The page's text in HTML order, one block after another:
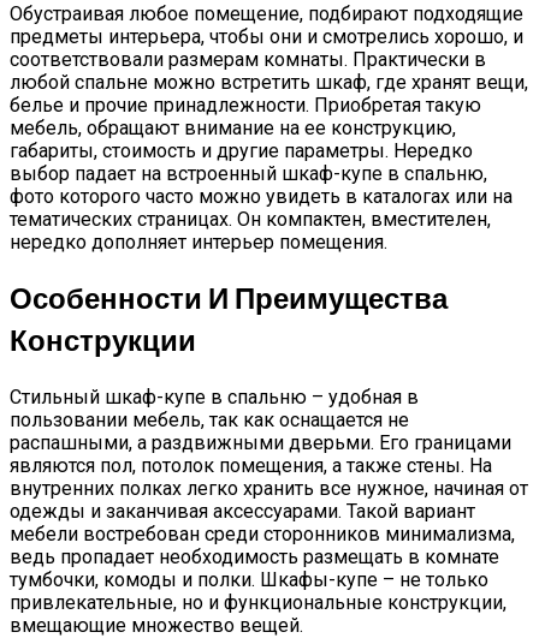
Обустраивая любое помещение, подбирают подходящие
предметы интерьера, чтобы они и смотрелись хорошо, и
соответствовали размерам комнаты. Практически в
любой спальне можно встретить шкаф, где хранят вещи,
белье и прочие принадлежности. Приобретая такую
мебель, обращают внимание на ее конструкцию,
габариты, стоимость и другие параметры. Нередко
выбор падает на встроенный шкаф-купе в спальню,
фото которого часто можно увидеть в каталогах или на
тематических страницах. Он компактен, вместителен,
нередко дополняет интерьер помещения.
Особенности И Преимущества
Конструкции
Стильный шкаф-купе в спальню – удобная в
пользовании мебель, так как оснащается не
распашными, а раздвижными дверьми. Его границами
являются пол, потолок помещения, а также стены. На
внутренних полках легко хранить все нужное, начиная от
одежды и заканчивая аксессуарами. Такой вариант
мебели востребован среди сторонников минимализма,
ведь пропадает необходимость размещать в комнате
тумбочки, комоды и полки. Шкафы-купе – не только
привлекательные, но и функциональные конструкции,
вмещающие множество вещей.